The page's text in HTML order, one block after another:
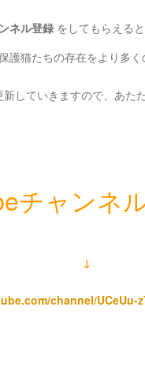
ネル登録をしてもらえる
護猫たちの存在をより多く
していきますので、あた
チャンネ
↓
channel/UCeUu-